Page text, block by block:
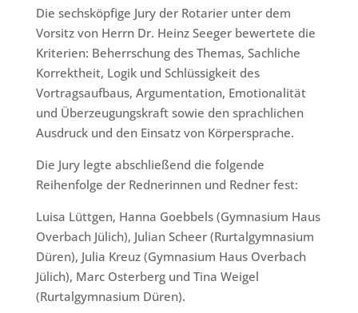
Die sechsköpfige Jury der Rotarier unter dem
Vorsitz von Herrn Dr. Heinz Seeger bewertete die
Kriterien: Beherrschung des Themas, Sachliche
Korrektheit, Logik und Schlüssigkeit des
Vortragsaufbaus, Argumentation, Emotionalität
und Überzeugungskraft sowie den sprachlichen
Ausdruck und den Einsatz von Körpersprache.
Die Jury legte abschließend die folgende
Reihenfolge der Rednerinnen und Redner fest:
Luisa Lüttgen, Hanna Goebbels (Gymnasium Haus
Overbach Jülich), Julian Scheer (Rurtalgymnasium
Düren), Julia Kreuz (Gymnasium Haus Overbach
Jülich), Marc Osterberg und Tina Weigel
(Rurtalgymnasium Düren).